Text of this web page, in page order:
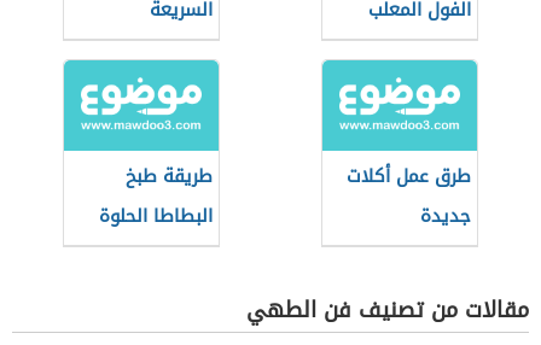
الفول المعلب
السريعة
طرق عمل أكلات
جديدة
طريقة طبخ
البطاطا الحلوة
مقالات من تصنيف فن الطهي